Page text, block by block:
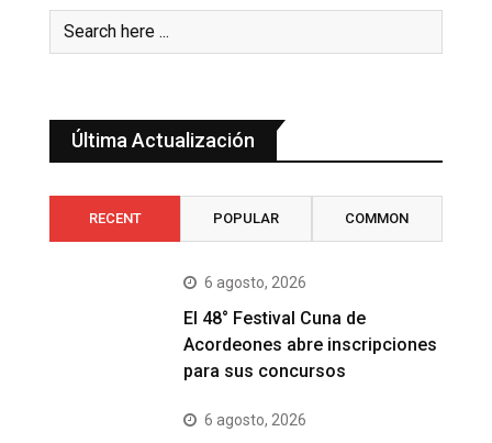
Última Actualización
RECENT POPULAR COMMON
6 agosto, 2026
El 48° Festival Cuna de
Acordeones abre inscripciones
para sus concursos
6 agosto, 2026